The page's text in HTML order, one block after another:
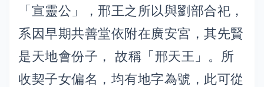
「宣靈公」，邢王之所以與劉部合祀，
系因早期共善堂依附在廣安宮，其先賢
是天地會份子， 故稱「邢天王」。所
收契子女偏名，均有地字為號，此可從